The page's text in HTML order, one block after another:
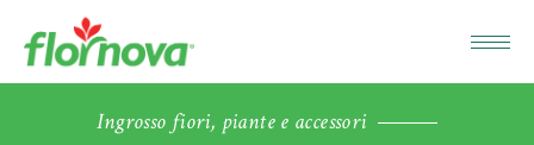
Ingrosso fiori, piante e accessori